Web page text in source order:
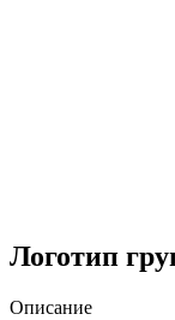
Логотип
Описание